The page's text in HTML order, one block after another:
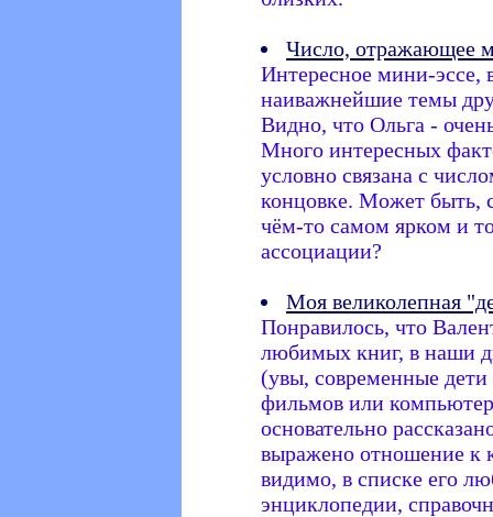
Число, отражающее
Интересное мини-эссе,
наиважнейшие темы
Видно, что Ольга -
Много интересных
условно связана с
концовке. Может быть,
чём-то самом ярком и
ассоциации?
Моя великолепная
Понравилось, что
любимых книг, в наши
(увы, современные
фильмов или
основательно
выражено отношение к
видимо, в списке его
энциклопедии,